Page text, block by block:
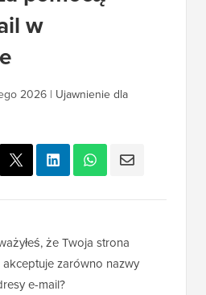
w
2026 | Ujawnienie dla
że Twoja strona
zarówno nazwy
e-mail?